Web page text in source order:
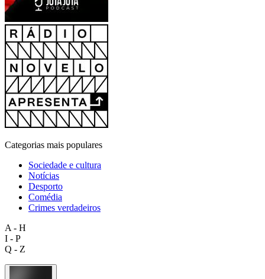
Categorias mais populares
Sociedade e cultura
Notícias
Desporto
Comédia
Crimes verdadeiros
A - H
I - P
Q - Z